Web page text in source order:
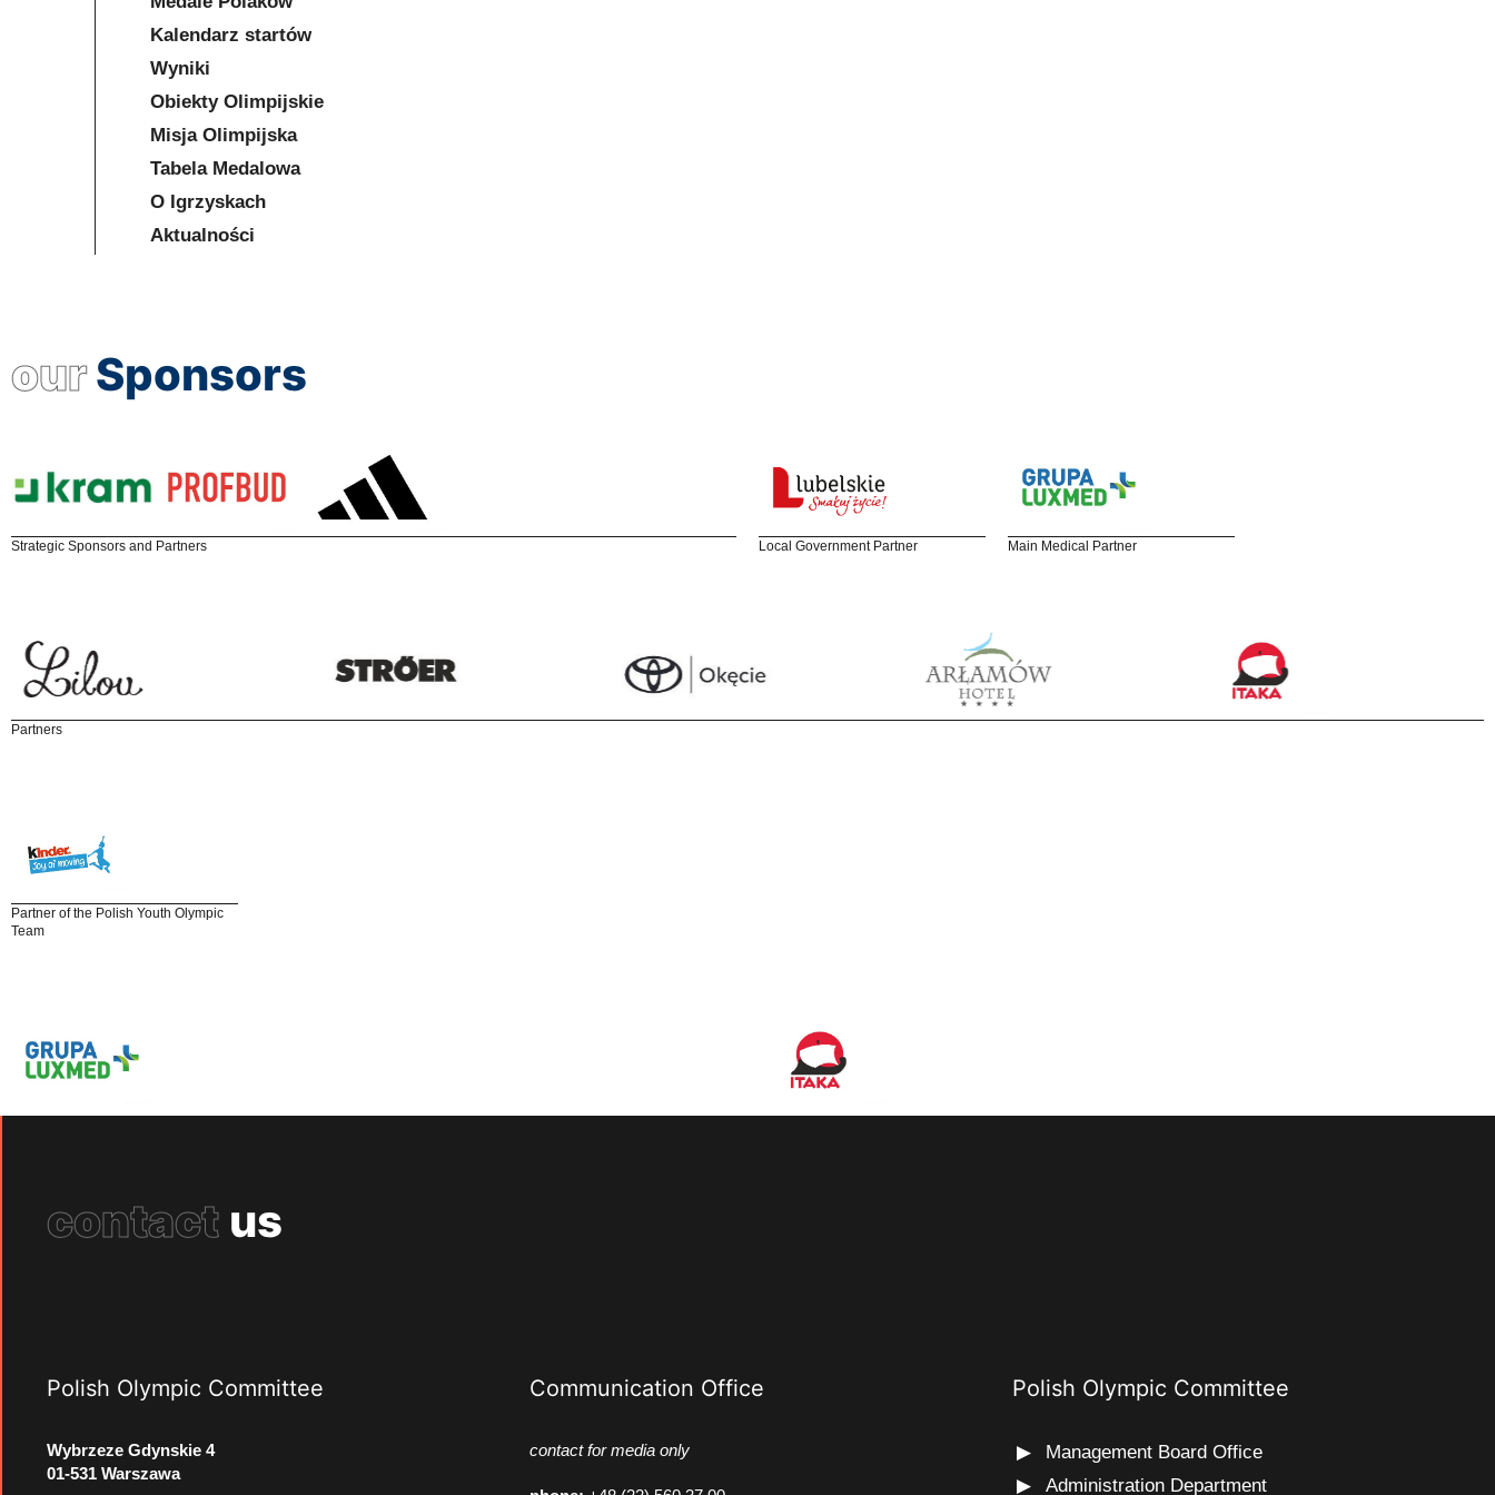
Kalendarz startów
Wyniki
Obiekty Olimpijskie
Misja Olimpijska
Tabela Medalowa
O Igrzyskach
Aktualności
ourSponsors
Strategic Sponsors and Partners Local Government Partner Main Medical Partner
Partners
Partner of the Polish Youth Olympic
Team
contact us
Polish Olympic Committee
Wybrzeze Gdynskie 4
01-531 Warszawa
Communication Office
contact for media only
Polish Olympic Committee
Management Board Office
Administration Department